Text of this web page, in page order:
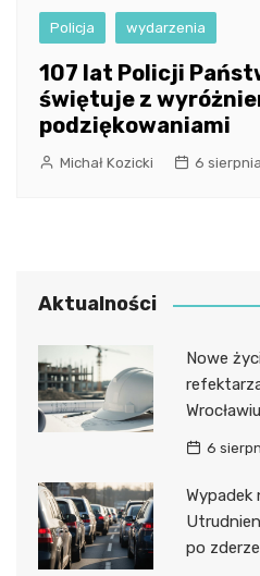
Policja wydarzenia
107 lat Policji
świętuje z
podziękowaniami
Michał Kozicki 6
Aktualności
Nowe
Wrocławiu
6
Wypadek
po